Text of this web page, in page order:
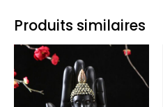
Produits similaires